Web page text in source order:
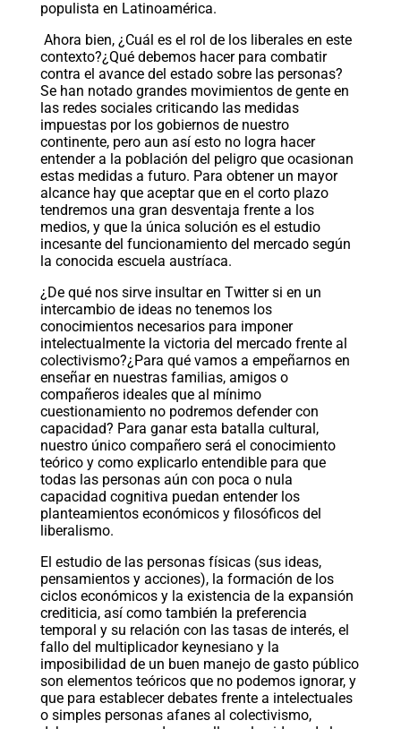
populista en Latinoamérica.
Ahora bien, ¿Cuál es el rol de los liberales en este
contexto?¿Qué debemos hacer para combatir
contra el avance del estado sobre las personas?
Se han notado grandes movimientos de gente en
las redes sociales criticando las medidas
impuestas por los gobiernos de nuestro
continente, pero aun así esto no logra hacer
entender a la población del peligro que ocasionan
estas medidas a futuro. Para obtener un mayor
alcance hay que aceptar que en el corto plazo
tendremos una gran desventaja frente a los
medios, y que la única solución es el estudio
incesante del funcionamiento del mercado según
la conocida escuela austríaca.
¿De qué nos sirve insultar en Twitter si en un
intercambio de ideas no tenemos los
conocimientos necesarios para imponer
intelectualmente la victoria del mercado frente al
colectivismo?¿Para qué vamos a empeñarnos en
enseñar en nuestras familias, amigos o
compañeros ideales que al mínimo
cuestionamiento no podremos defender con
capacidad? Para ganar esta batalla cultural,
nuestro único compañero será el conocimiento
teórico y como explicarlo entendible para que
todas las personas aún con poca o nula
capacidad cognitiva puedan entender los
planteamientos económicos y filosóficos del
liberalismo.
El estudio de las personas físicas (sus ideas,
pensamientos y acciones), la formación de los
ciclos económicos y la existencia de la expansión
crediticia, así como también la preferencia
temporal y su relación con las tasas de interés, el
fallo del multiplicador keynesiano y la
imposibilidad de un buen manejo de gasto público
son elementos teóricos que no podemos ignorar, y
que para establecer debates frente a intelectuales
o simples personas afanes al colectivismo,